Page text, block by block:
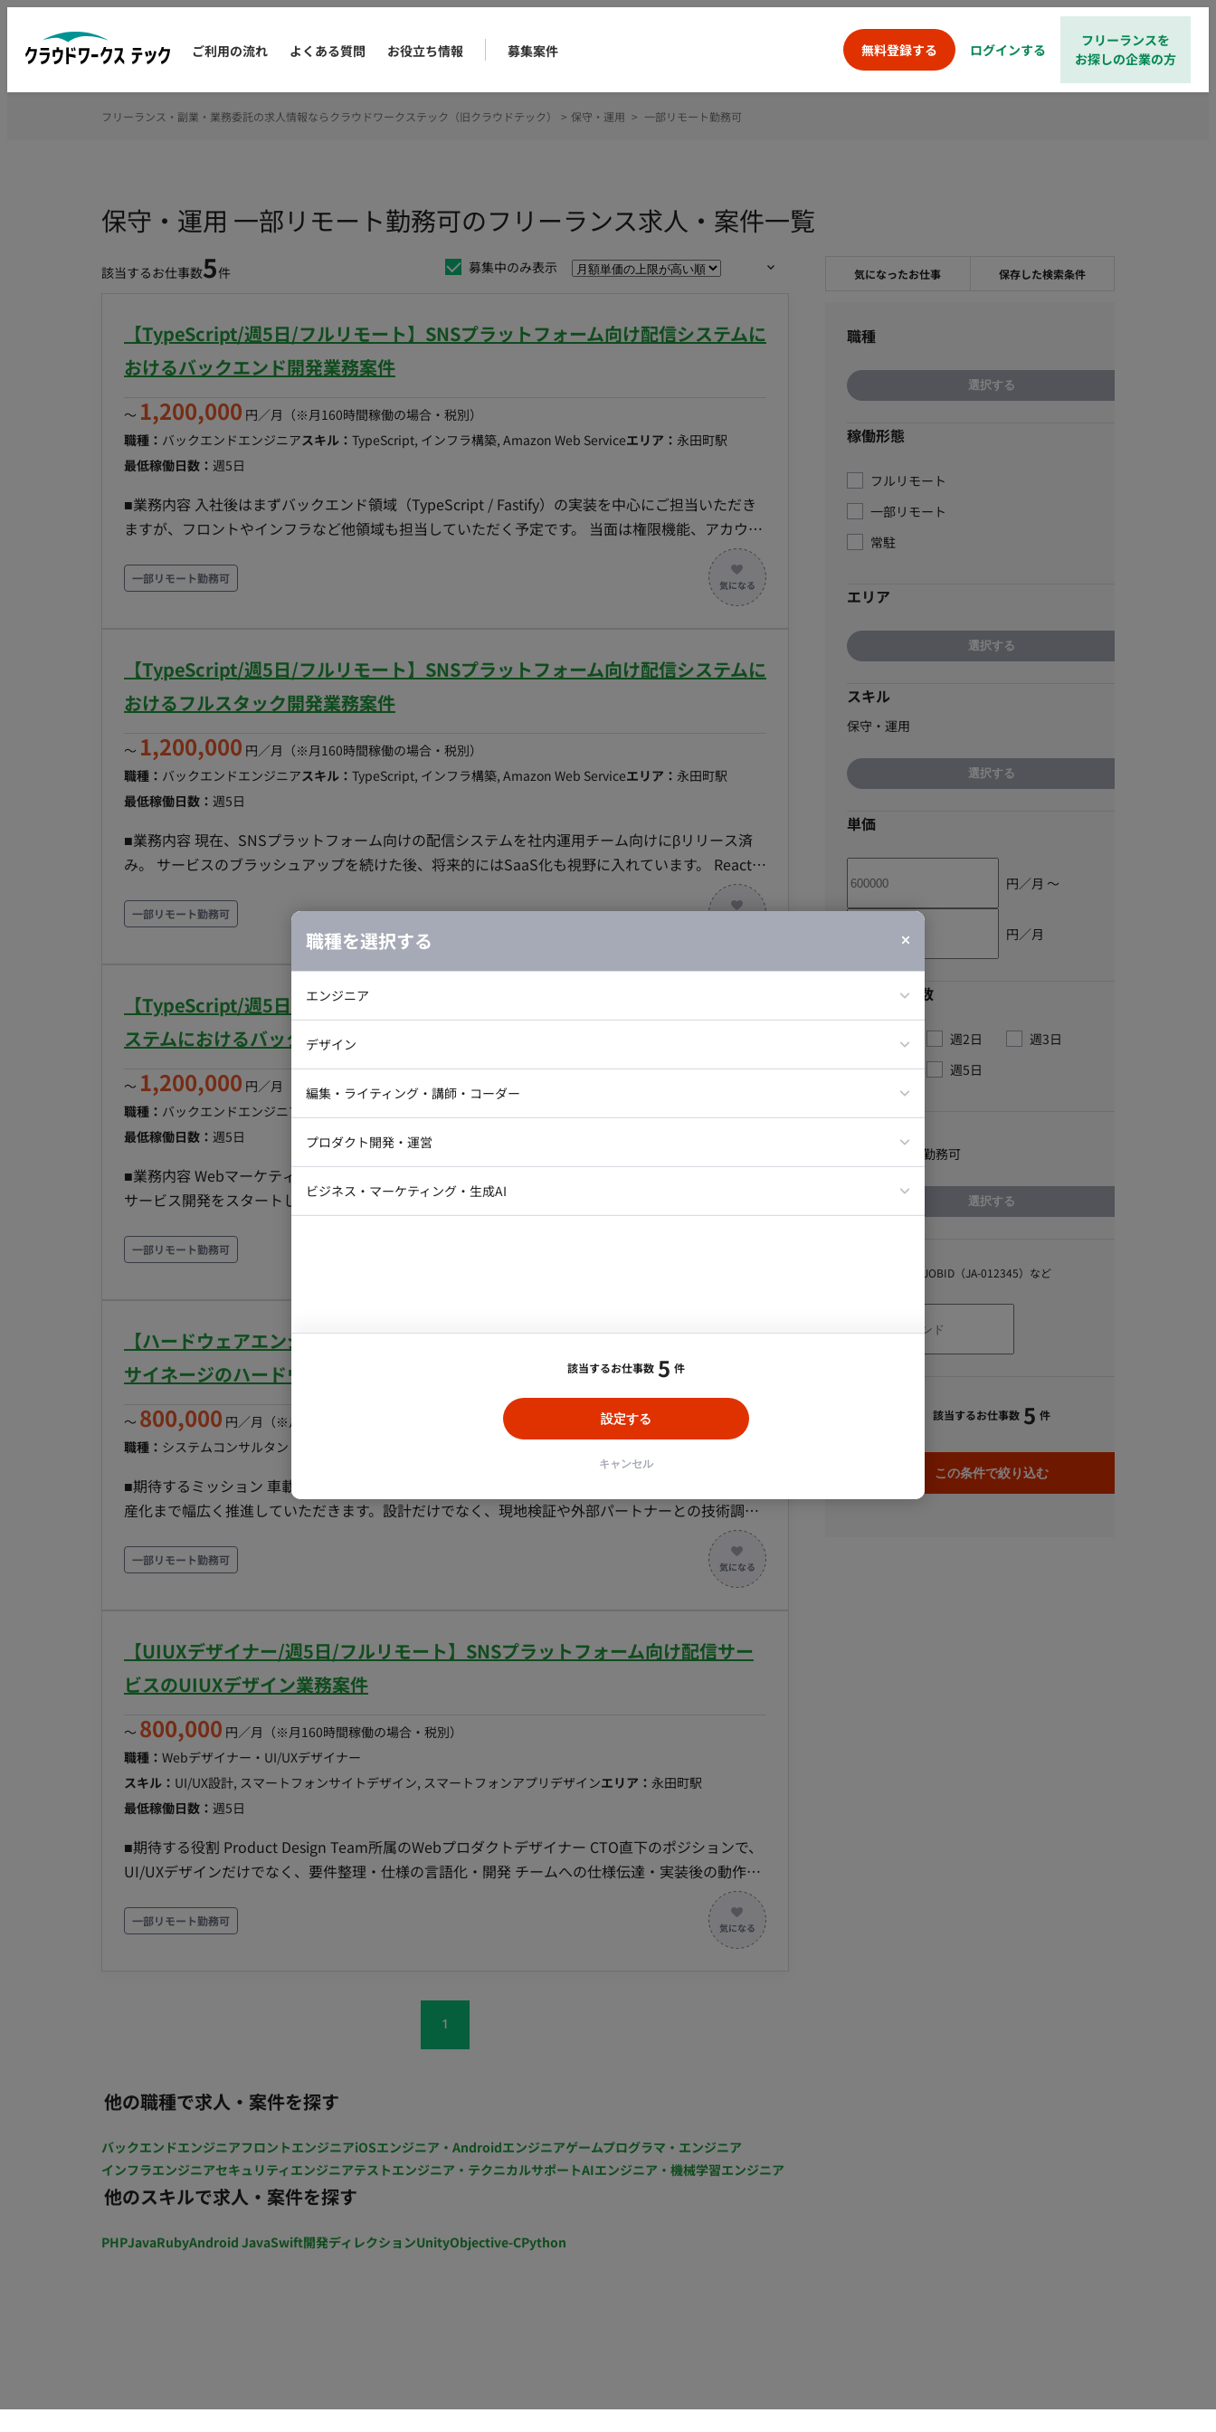
ご利用の流れ よくある質問 お役立ち情報 募集案件 無料登録する ログインする
フリーランスを
お探しの企業の方
保守・運用 一部リモート勤務可のフリーランス求人・案件一覧
該当するお仕事数5件 募集中のみ表示
【TypeScript/週5日/フルリモート】SNSプラットフォーム向け配信システムに
おけるバックエンド開発業務案件
〜 1,200,000 円／月 （※月160時間稼働の場合・税別）
職種： バックエンドエンジニアスキル： TypeScript, インフラ構築, Amazon Web Serviceエリア： 永田町駅
最低稼働日数： 週5日
■業務内容 入社後はまずバックエンド領域（TypeScript / Fastify）の実装を中心にご担当いただき
ますが、フロントやインフラなど他領域も担当していただく予定です。 当面は権限機能、アカウン
ト招待、MFAを中心に開発していただきます。 その後は徐々に本システム特有の機能開発をお任せ
する予定です。 ■実装範囲 ・バックエンド（主担当領域） ・SNS向けメッセージ配信機能の構築
（大量配信・webhook処理） ・認証・認可機能、決済機能の実装 ・技術選定、アーキテクチャ設
GitHub, GitHub Actions ■チーム体制 ・開発者：3名〜4名 ・プロダクトオーナー：1名（CTOが
兼務） ■開発スタイル・コミュニケーション ▼スプリント(半⽉） 〇スプリントプランニング
ィブ ▼同期コミュニケーション：Gather 〇バーチャルオフィスに出社 〇⾮同期コミュニケー
ション：Slack 〇ストック情報：Notion, miro 〇画⾯デザイン：Figma, miro 〇プロジェク
ト管理：Notion 〇開発⽣産性改善：Findy Team+ 〇グループウェア：
の魅力 〇新規プロダクトとなり、ライブラリ選定等の技術選定に関われます 〇雇⽤形態に関
わらず、設計‧実装‧コードレビューに関われるフラットな組織です 〇リモートメインの環境。開
発‧スキルアップに注⼒できます 〇開発に必要なソフトウェアライセンスの貸与制度を導⼊
(Cursorなどの有料IDE 等を無償貸与） ■働き方 ・平日×週5日 ・基本10-19時 ※相談可能 ・基本
リモートだが、月1回永田町のオフィス出社
一部リモート勤務可
【TypeScript/週5日/フルリモート】SNSプラットフォーム向け配信システムに
おけるフルスタック開発業務案件
〜 1,200,000 円／月 （※月160時間稼働の場合・税別）
職種： バックエンドエンジニアスキル： TypeScript, インフラ構築, Amazon Web Serviceエリア： 永田町駅
最低稼働日数： 週5日
■業務内容 現在、SNSプラットフォーム向けの配信システムを社内運用チーム向けにβリリース済
み。 サービスのブラッシュアップを続けた後、将来的にはSaaS化も視野に入れています。 Reactを
用いた管理画面の実装やバックエンドAPI実装をなど、幅広い領域へ関わっていただける環境です。
■実装範囲 当面は権限機能、アカウント招待、MFAを中心に開発していただきます。 その後は徐々
にサービス特有の機能開発をお任せする予定です。 ・配信用管理画面の実装 →運用担当者が操作
築 →LINE上で動くwebviewアプリ ■開発環境 ・フロント：React, MUI, TypeScript ・バックエ
ンド：node, TypeScript ・インフラ：AWS, CDK(TypeScript), ECS on Fargate, Lambda, SQS ・そ
の他：GitHub, GitHub Actions ■チーム体制 ・開発者：3名〜4名 ・プロダクトオーナー：1名
ンニング 〇デイリースクラム 〇スプリントレビュー（出社。半⽉に1度） 〇スプリントレト
ロスペクティブ ▼同期コミュニケーション：Gather 〇バーチャルオフィスに出社 〇⾮同期コ
ミュニケーション：Slack 〇ストック情報：Notion, miro 〇画⾯デザイン：Figma, miro 〇
GoogleWorkspace(Gmail, GoogleCalendar, SpreadSheet） 〇モブプロ‧ペアプロ ■会社・求人
の魅力 〇新規プロダクトとなり、ライブラリ選定等の技術選定に関われます 〇雇⽤形態に関
わらず、設計‧実装‧コードレビューに関われるフラットな組織です 〇リモートメインの環境。開
発‧スキルアップに注⼒できます 〇開発に必要なソフトウェアライセンスの貸与制度を導⼊
一部リモート勤務可
【TypeScript/週5日/一部リモート/永田町】SNSプラットフォーム向け配信シ
ステムにおけるバックエンド開発業務案件
〜 1,200,000 円／月 （※月160時間稼働の場合・税別）
職種： バックエンドエンジニア
最低稼働日数： 週5日
■業務内容 Webマーケティング⽀援会社の新規事業としてマーケティングテクノロジーに関係 する
サービス開発をスタートしています。 直近のPJとしてSNSプラットフォーム向け配信システムを開
ロジェクトアサイン直後はバックエンド領域を担当していただき、その後はフロントエンドやイン
いた配信管理画⾯ ・タグの実装、LIFFアプリ開発 ●インフラ構築 ・AWS＋CDK(TypeScript)で
のIaC ・Fargate環境でのスケーラブルな構築 ■開発環境 バックエンド：fastify, TypeScript フロ
ント：React, MUI, TypeScript インフラ：AWS, CDK(TypeScript), ECS on Fargate, Lambda, SQS
その他：GitHub, GitHub Actions ■チーム体制 ▼開発組織 〇Stream Aligned Team：プロダクト
コードの実装 ・開発者：3名〜4名 ・プロダクトオーナー：1名（CTOが 兼務） 〇
Product Design Team ・Webプロダクトデザイナー：2名 ・PdM：1名 ・プロダクト
オーナー：1名(CTOが兼務) 〇Enabling Team：技術的な相談相手 ・Web開発：1名 ・
AI：1名 〇CTO ▼プロダクトマネジメント 〇PDM ■開発スタイル・コミュニケーション ▼ス
プリント(半⽉） 〇スプリントプランニング 〇デイリースクラム 〇スプリントレビュー（出
社。半⽉に1度） 〇スプリントレトロスペクティブ ▼同期コミュニケーション：Gather 〇バ
ーチャルオフィスに出社 〇⾮同期コミュニケーション：Slack 〇ストック情報：Notion, miro
Team+ 〇グループウェア： GoogleWorkspace(Gmail, GoogleCalendar, SpreadSheet） 〇
モブプロ‧ペアプロ ■会社・求人の魅力 〇新規プロダクトとなり、ライブラリ選定等の技術選定に
関われます 〇雇⽤形態に関わらず、設計‧実装‧コードレビューに関われるフラットな組織です
センスの貸与制度を導⼊(Cursorなどの有料IDE 等を無償貸与） ■働き方 ・平日×週5日 ・基本10-
19時 ※相談可能 ・基本リモートだが、週1回を目安に永田町のオフィス出社
一部リモート勤務可
【ハードウェアエンジニア/週2日～/一部リモート/都内】モビリティ向け車載
サイネージのハードウェア設計業務案件
〜 800,000 円／月 （※月160時間稼働の場合・税別）
職種： システムコンサルタント・ITコンサルタント
■期待するミッション 車載デジタルサイネージのハードウェア開発をリードし、企画から試作・量
産化まで幅広く推進していただきます。設計だけでなく、現地検証や外部パートナーとの技術調整
ドウェア企画・要件定義】 製品仕様の検討 ハードウェア要件の整理 【筐体・機構設計】 デジタル
SolidWorks Fusion360 ■働き方 稼働量：応相談 リモート稼働：一部リモート（都内近郊でオフラ
イン稼働あり） 稼働時間：平日10:00〜19:00のうち数時間～を想定 契約期間：長期可
一部リモート勤務可
【UIUXデザイナー/週5日/フルリモート】SNSプラットフォーム向け配信サー
ビスのUIUXデザイン業務案件
〜 800,000 円／月 （※月160時間稼働の場合・税別）
職種： Webデザイナー・UI/UXデザイナー
スキル： UI/UX設計, スマートフォンサイトデザイン, スマートフォンアプリデザインエリア： 永田町駅
最低稼働日数： 週5日
■期待する役割 Product Design Team所属のWebプロダクトデザイナー CTO直下のポジションで、
UI/UXデザインだけでなく、要件整理・仕様の言語化・開発 チームへの仕様伝達・実装後の動作確
規事業として、マーケティングテクノロジー領域のプロダクトを開発しています。 現在、SNSプラ
ットフォーム向けのメッセージ配信システムを社内運用チーム向けにβリリース済みです。 今後は
ことで、開発サイクルを高速に回すことができる体制を目指しています。 今回は、要求整理から画
す。 ユーザー中心設計を行うことで使いやすいプロダクトを設計するだけでなく、開発チームと密
接に連携し、意思決定から実装までを担当していただきます。 具体的な業務内容は以下の通りで
す。 ▼ユーザーヒアリングの実施 ・ターゲットユーザーとのインタビューやワークショップを
通じて、ニーズや課題を明確化します。 ・ヒアリング結果を基に仕様をステークホルダーと議論
し、デザインに反映します。 ▼ユーザーストーリーの定義 ・ユーザーのニーズと行動を深く理
解し、各機能がどのようにユーザーの目標達成に貢献するかを明確にするユーザーストーリーを作
成します。 ▼ユースケースの洗い出し・ユーザーの業務フロー定義 ・ユーザーがサービスを利
なソリューションを提案します。 ・開発チームと密に連携し、デザインの実装をサポートしま
一部リモート勤務可
1
他の職種で求人・案件を探す
バックエンドエンジニアフロントエンジニアiOSエンジニア・Androidエンジニアゲームプログラマ・エンジニア
インフラエンジニアセキュリティエンジニアテストエンジニア・テクニカルサポートAIエンジニア・機械学習エンジニア
他のスキルで求人・案件を探す
PHPJavaRubyAndroid JavaSwift開発ディレクションUnityObjective-CPython
気になったお仕事 保存した検索条件
職種
選択する
職種を選択する
エンジニア
インフラエンジニア
テストエンジニア・テクニカルサポート
AIエンジニア・機械学習エンジニア
デザイン
Webデザイナー・UI/UXデザイナー
ラストレーター
編集・ライティング・講師・コーダー
プロダクト開発・運営
クトマネージャー
ビジネス・マーケティング・生成AI
該当するお仕事数 5 件
設定する
キャンセル
稼働形態
フルリモート
一部リモート
常駐
エリア
選択する
スキル
保守・運用
選択する
単価
円／月 〜
円／月
最低稼働日数
週1日 週2日
週3日
週4日
週5日
こだわり
一部リモート勤務可
選択する
スキル、職種、JOBID（JA-012345）など
該当するお仕事数 5 件
この条件で絞り込む
フリーランス・副業・業務委託の求人情報ならクラウドワークステック（旧クラウドテック） > 保守・運用 > 一部リモート勤務可